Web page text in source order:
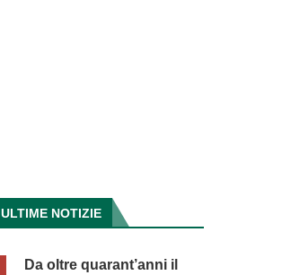
ULTIME NOTIZIE
Da oltre quarant’anni il